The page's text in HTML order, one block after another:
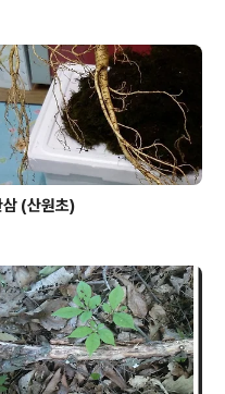
삼 (산원초)